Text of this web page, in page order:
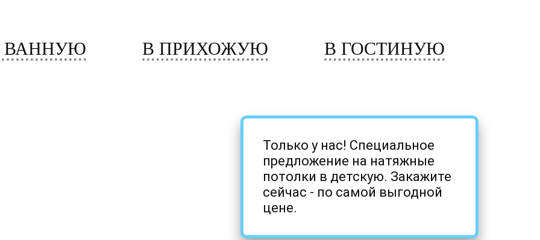
ВАННУЮ В ПРИХОЖУЮ В ГОСТИНУЮ
Только у нас! Специальное
предложение на натяжные
потолки в детскую. Закажите
сейчас - по самой выгодной
цене.